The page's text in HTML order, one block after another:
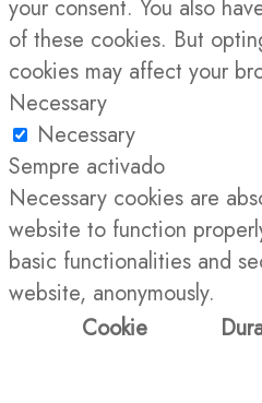
your consent. You also
of these cookies. But
cookies may affect your
Necessary
Necessary
Sempre activado
Necessary cookies are
website to function
basic functionalities and
website, anonymously.
Cookie